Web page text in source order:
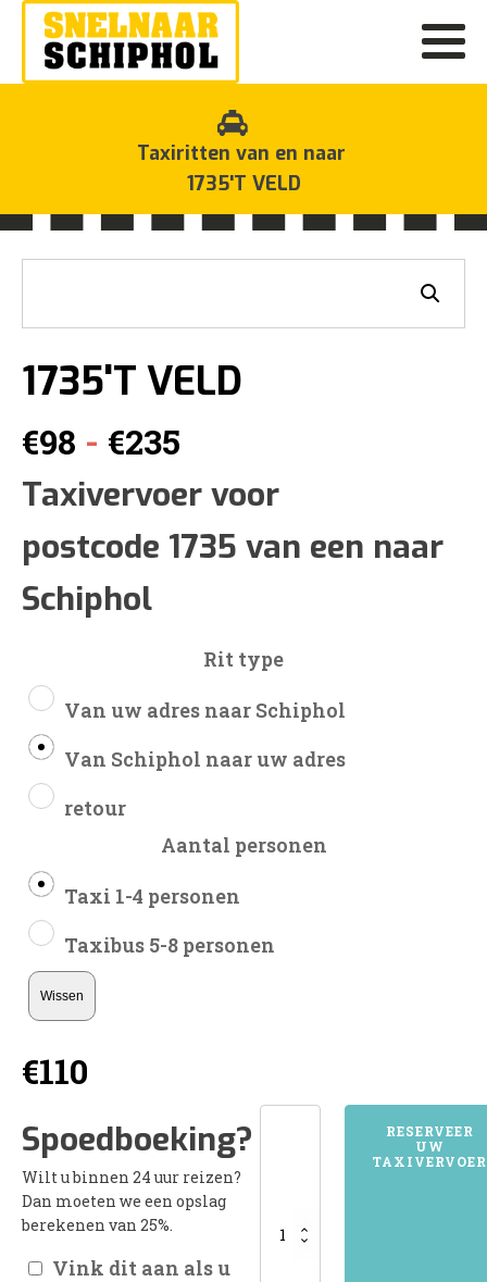
Taxiritten van en naar
1735'T VELD
1735'T VELD
€98 - €235
€98
tot
Taxivervoer voor
postcode 1735 van een naar
Schiphol
Rit type
Van uw adres naar Schiphol
Van Schiphol naar uw adres
retour
Aantal personen
Taxi 1-4 personen
Taxibus 5-8 personen
Wissen
€110
Spoedboeking?
Wilt u binnen 24 uur reizen?
Dan moeten we een opslag
berekenen van 25%.
Vink dit aan als u
RESERVEER
UW
TAXIVERVOER